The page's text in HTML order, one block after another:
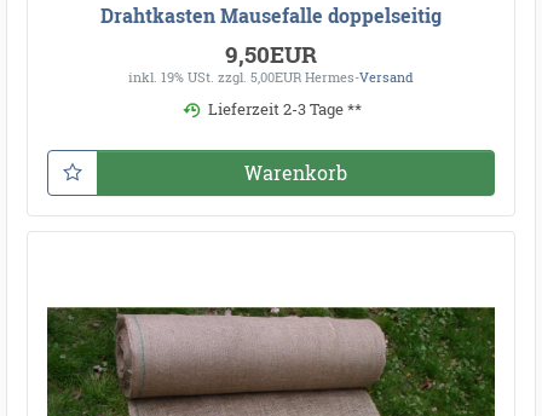
Drahtkasten Mausefalle doppelseitig
9,50EUR
inkl. 19% USt. zzgl. 5,00EUR Hermes-Versand
Lieferzeit 2-3 Tage **
Warenkorb